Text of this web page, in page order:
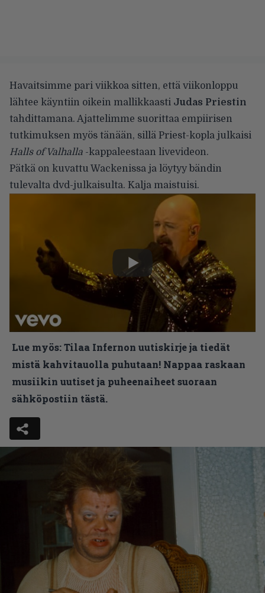
Havaitsimme pari viikkoa sitten, että viikonloppu
lähtee käyntiin oikein mallikkaasti Judas Priestin
tahdittamana. Ajattelimme suorittaa empiirisen
tutkimuksen myös tänään, sillä Priest-kopla julkaisi
Halls of Valhalla -kappaleestaan livevideon.
Pätkä on kuvattu Wackenissa ja löytyy bändin
tulevalta dvd-julkaisulta. Kalja maistuisi.
Lue myös:Tilaa Infernon uutiskirje ja tiedät
mistä kahvitauolla puhutaan! Nappaa raskaan
musiikin uutiset ja puheenaiheet suoraan
sähköpostiin tästä.